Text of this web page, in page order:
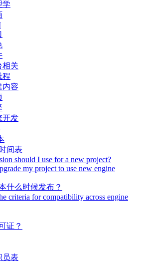
学
相关
程
内容
开发
间表
should I use for a new project?
my project to use new engine
什么时候发布？
criteria for compatibility across engine
证？
员表